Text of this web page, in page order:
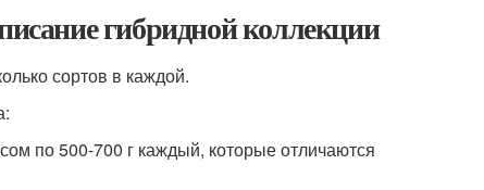
гибридной коллекции
сортов в каждой.
по 500-700 г каждый, которые отличаются